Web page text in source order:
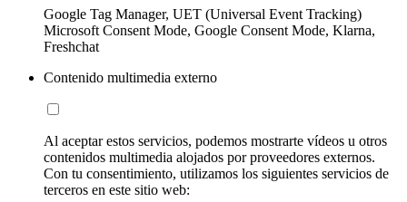
Google Tag Manager, UET (Universal Event Tracking)
Microsoft Consent Mode, Google Consent Mode, Klarna,
Freshchat
Contenido multimedia externo
Al aceptar estos servicios, podemos mostrarte vídeos u otros
contenidos multimedia alojados por proveedores externos.
Con tu consentimiento, utilizamos los siguientes servicios de
terceros en este sitio web: